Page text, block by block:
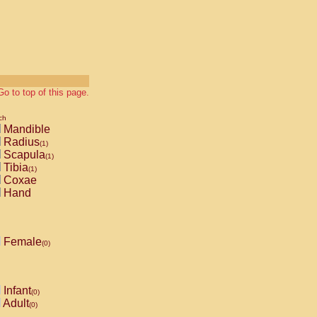
to top of this page.
Mandible
Radius(1)
Scapula(1)
Tibia(1)
Coxae
Hand
Female(0)
Infant(0)
Adult(0)